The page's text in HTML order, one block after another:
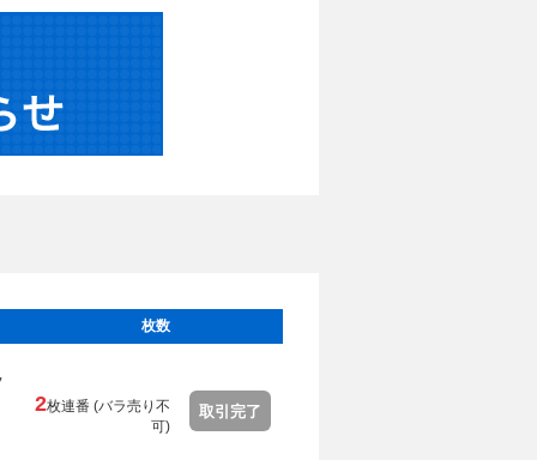
枚数
2枚連番 (バラ売り不
可)
取引完了